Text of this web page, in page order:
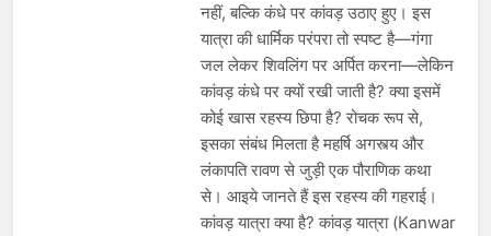
नहीं, बल्कि कंधे पर कांवड़ उठाए हुए। इस
यात्रा की धार्मिक परंपरा तो स्पष्ट है—गंगा
जल लेकर शिवलिंग पर अर्पित करना—लेकिन
कांवड़ कंधे पर क्यों रखी जाती है? क्या इसमें
कोई खास रहस्य छिपा है? रोचक रूप से,
इसका संबंध मिलता है महर्षि अगस्त्य और
लंकापति रावण से जुड़ी एक पौराणिक कथा
से। आइये जानते हैं इस रहस्य की गहराई।
कांवड़ यात्रा क्या है? कांवड़ यात्रा (Kanwar